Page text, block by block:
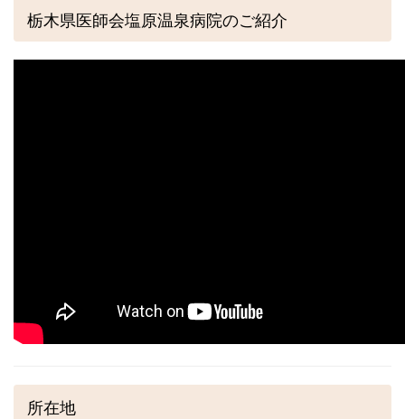
栃木県医師会塩原温泉病院のご紹介
所在地